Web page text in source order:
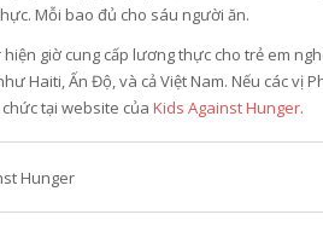
Mỗi bao đủ cho sáu người ăn.
giờ cung cấp lương thực cho trẻ em
Haiti, Ấn Độ, và cả Việt Nam. Nếu các vị
tại website của Kids Against Hunger.
Hunger